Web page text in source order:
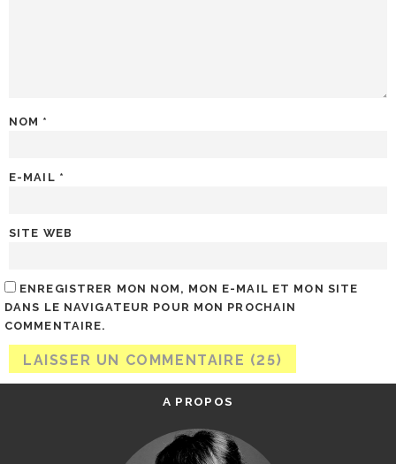
NOM *
E-MAIL *
SITE WEB
ENREGISTRER MON NOM, MON E-MAIL ET MON SITE
DANS LE NAVIGATEUR POUR MON PROCHAIN
COMMENTAIRE.
A PROPOS